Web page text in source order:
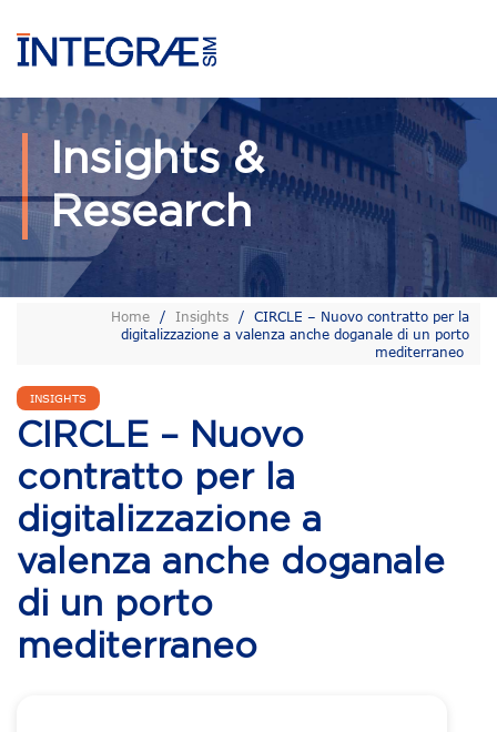
Insights &
Research
Home / Insights /
CIRCLE – Nuovo contratto per la
digitalizzazione a valenza anche doganale di un porto
mediterraneo
INSIGHTS
CIRCLE – Nuovo
contratto per la
digitalizzazione a
valenza anche doganale
di un porto
mediterraneo